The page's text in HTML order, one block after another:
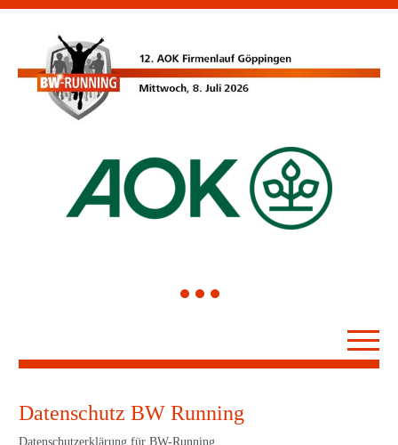
1 2 3
Datenschutz BW Running
Datenschutzerklärung für BW-Running